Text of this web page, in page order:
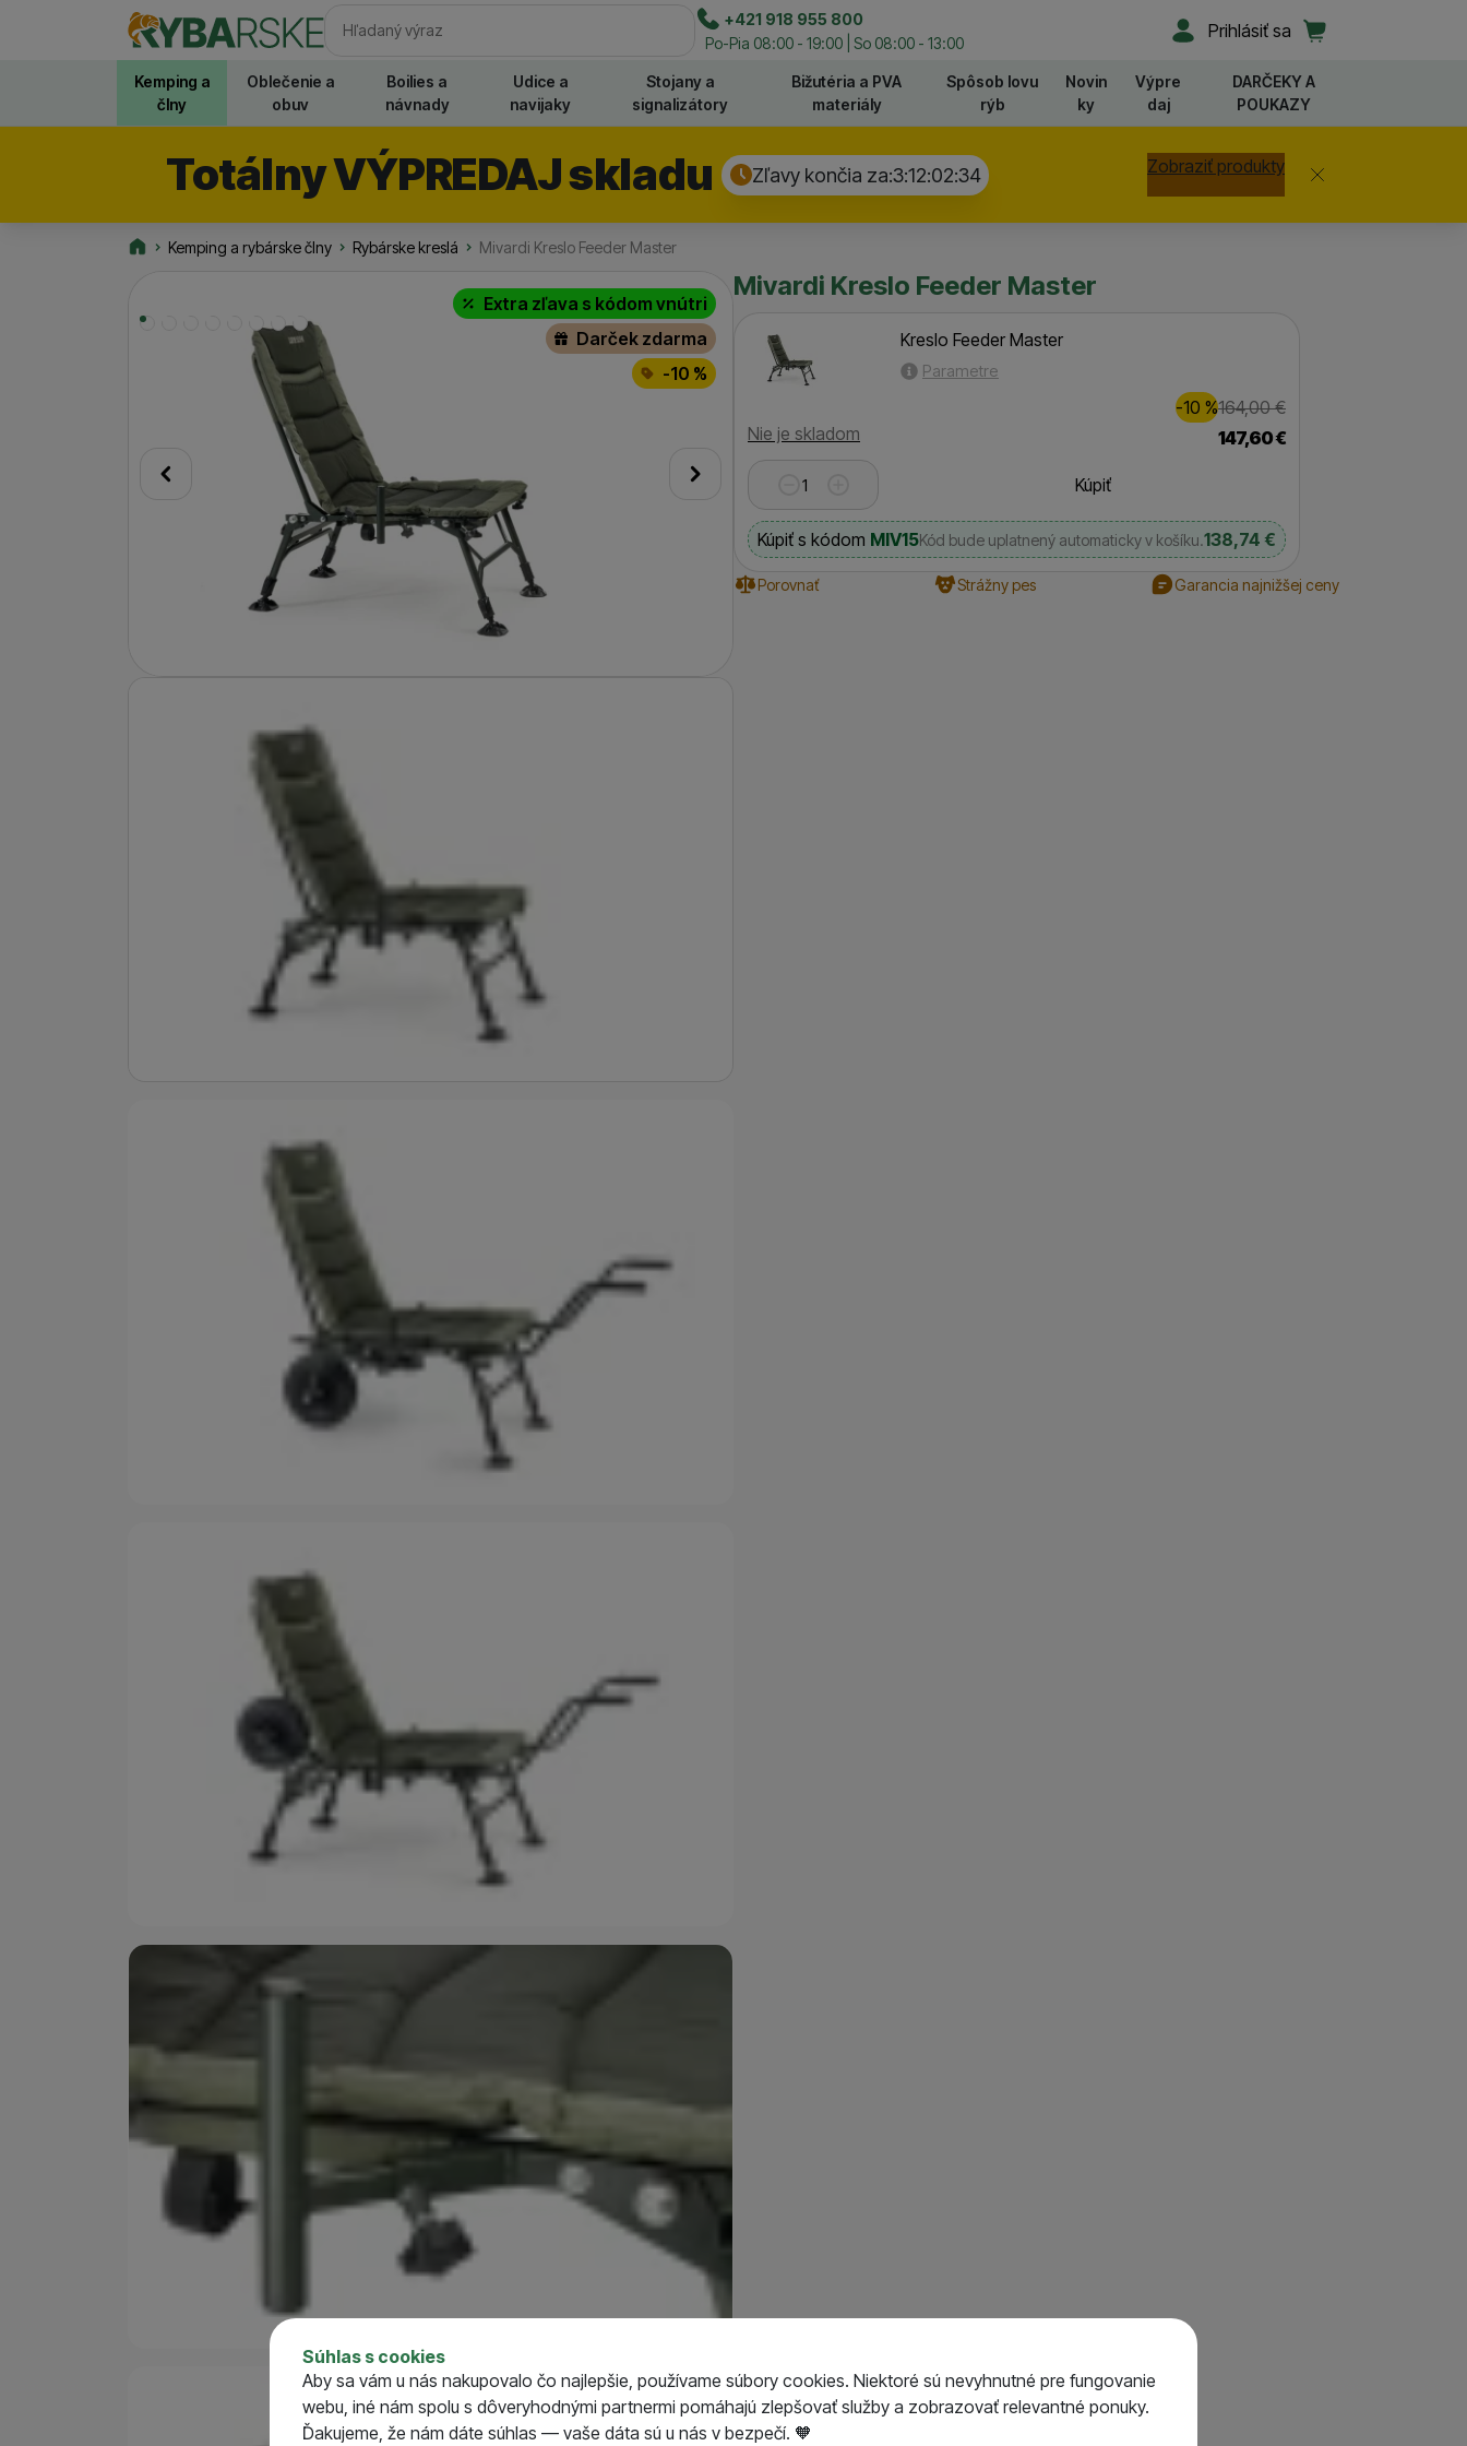
Súhlas s cookies
Aby sa vám u nás nakupovalo čo najlepšie, používame súbory cookies. Niektoré sú nevyhnutné pre fungovanie
webu, iné nám spolu s dôveryhodnými partnermi pomáhajú zlepšovať služby a zobrazovať relevantné ponuky.
Ďakujeme, že nám dáte súhlas — vaše dáta sú u nás v bezpečí. 🧡
Vyhľadávanie
Hľadať
+421 918 955 800
Po-Pia 08:00 - 19:00 | So 08:00 - 13:00
Užívateľská sekcia
Prihlásiť sa Košík
Kemping a
člny
Oblečenie a
obuv
Boilies a
návnady
Udice a
navijaky
Stojany a
signalizátory
Bižutéria a PVA
materiály
Spôsob lovu
rýb
Novin
ky
Výpre
daj
DARČEKY A
POUKAZY
Totálny VÝPREDAJ skladu Zľavy končia za:3:12:02:33 Zobraziť produkty Zavrieť
Kemping a rybárske člny Rybárske kreslá Mivardi Kreslo Feeder Master
Mivardi Kreslo Feeder Master
Dostupnosť
Nie je skladom
Kreslo Feeder Master
Parametre
Parametre
Nosnosť (kg)
Hmotnosť (kg)
7
Rozmer sedacej časti (cm)
Rozmer operadlovej časti (cm)
53x63
Pôvodná cena
164,00€
Zľava
16,00€
(
-10 %
)
147,60€
Kúpiť
Kúpiť s kódom MIV15Kód bude uplatnený automaticky v košíku.138,74 €
Porovnať Strážny pes Garancia najnižšej ceny
predchádzajúci nasledujúci
Extra zľava s kódom vnútri
Darček zdarma
-10 %